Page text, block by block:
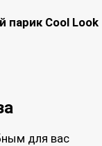
парик Cool Look
для вас